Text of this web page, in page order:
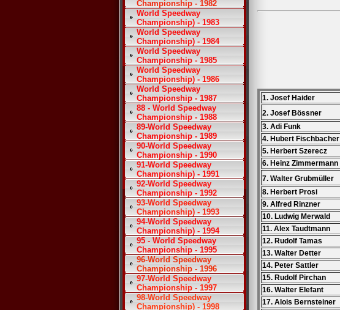
Championship - 1982
World Speedway
Championship) - 1983
World Speedway
Championship) - 1984
World Speedway
Championship - 1985
World Speedway
Championship) - 1986
World Speedway
Championship - 1987
88 - World Speedway
Championship - 1988
89-World Speedway
Championship - 1989
90-World Speedway
Championship - 1990
91-World Speedway
Championship) - 1991
92-World Speedway
Championship - 1992
93-World Speedway
Championship) - 1993
94-World Speedway
Championship) - 1994
95 - World Speedway
Championship - 1995
96-World Speedway
Championship - 1996
97-World Speedway
Championship - 1997
98-World Speedway
Championship) - 1998
1. Josef Haider
2. Josef Bössner
3. Adi Funk
4. Hubert Fischbacher
5. Herbert Szerecz
6. Heinz Zimmermann
7. Walter Grubmüller
8. Herbert Prosi
9. Alfred Rinzner
10. Ludwig Merwald
11. Alex Taudtmann
12. Rudolf Tamas
13. Walter Detter
14. Peter Sattler
15. Rudolf Pirchan
16. Walter Elefant
17. Alois Bernsteiner